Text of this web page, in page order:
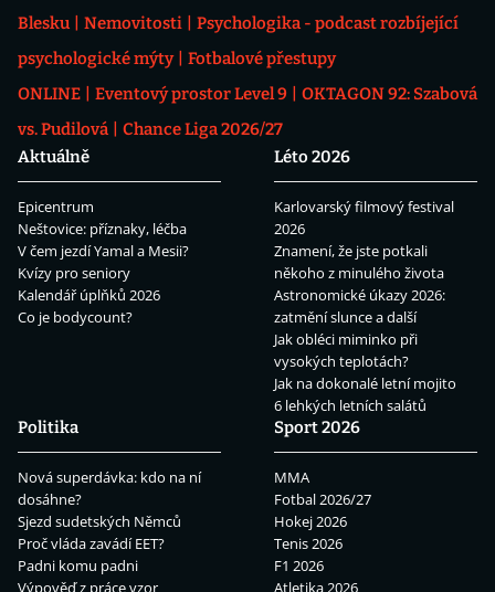
Blesku
Nemovitosti
Psychologika - podcast rozbíjející
psychologické mýty
Fotbalové přestupy
ONLINE
Eventový prostor Level 9
OKTAGON 92: Szabová
vs. Pudilová
Chance Liga 2026/27
Aktuálně
Epicentrum
Neštovice: příznaky, léčba
V čem jezdí Yamal a Mesii?
Kvízy pro seniory
Kalendář úplňků 2026
Co je bodycount?
Léto 2026
Karlovarský filmový festival
2026
Znamení, že jste potkali
někoho z minulého života
Astronomické úkazy 2026:
zatmění slunce a další
Jak obléci miminko při
vysokých teplotách?
Jak na dokonalé letní mojito
6 lehkých letních salátů
Politika
Nová superdávka: kdo na ní
dosáhne?
Sjezd sudetských Němců
Proč vláda zavádí EET?
Padni komu padni
Výpověď z práce vzor
Sport 2026
MMA
Fotbal 2026/27
Hokej 2026
Tenis 2026
F1 2026
Atletika 2026